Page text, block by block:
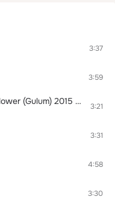
3:37
3:59
Magomed Kerimov - Menim Flower (Gulum) 2015 Excluzive (DJ ADILGEO) 3:21
3:31
4:58
3:30